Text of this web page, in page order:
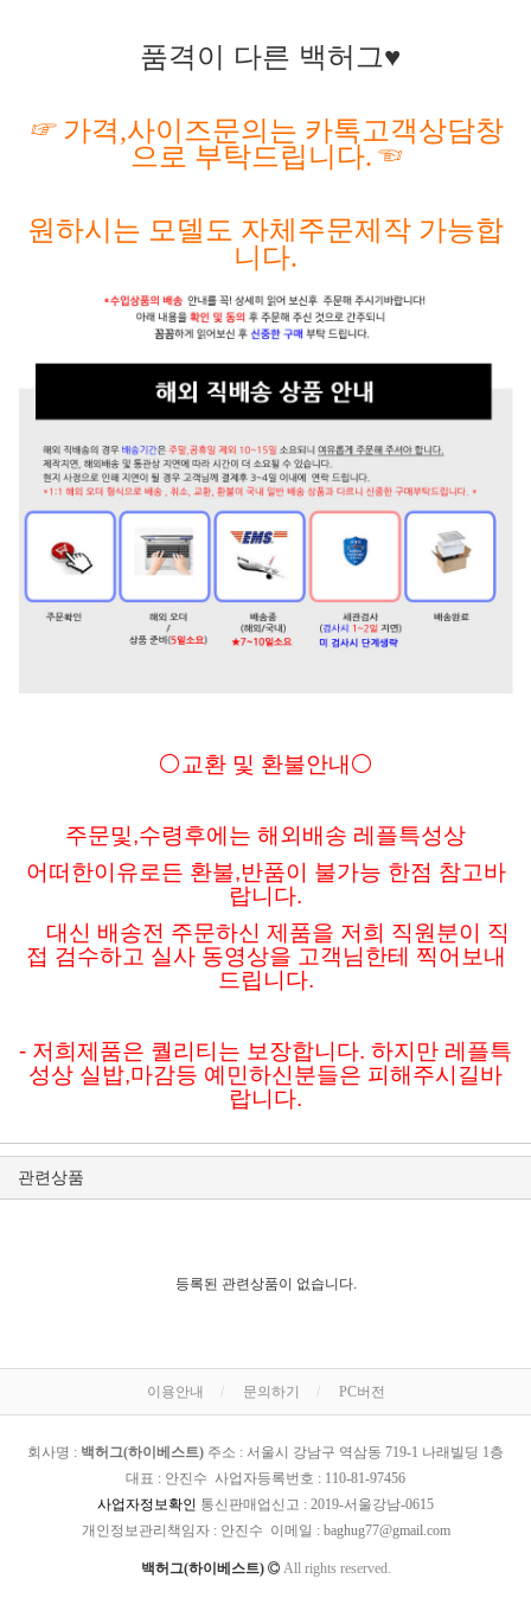
품격이 다른 백허그♥
☞ 가격,사이즈문의는 카톡고객상담창
으로 부탁드립니다. ☜
원하시는 모델도 자체주문제작 가능합
니다.
⚪교환 및 환불안내⚪
주문및,수령후에는 해외배송 레플특성상
어떠한이유로든 환불,반품이 불가능 한점 참고바
랍니다.
대신 배송전 주문하신 제품을 저희 직원분이 직
접 검수하고 실사 동영상을 고객님한테 찍어보내
드립니다.
- 저희제품은 퀄리티는 보장합니다. 하지만 레플특
성상 실밥,마감등 예민하신분들은 피해주시길바
랍니다.
관련상품
등록된 관련상품이 없습니다.
이용안내 문의하기 PC버전
회사명 : 백허그(하이베스트) 주소 : 서울시 강남구 역삼동 719-1 나래빌딩 1층
대표 : 안진수 사업자등록번호 : 110-81-97456
사업자정보확인 통신판매업신고 : 2019-서울강남-0615
개인정보관리책임자 : 안진수 이메일 : baghug77@gmail.com
백허그(하이베스트) All rights reserved.